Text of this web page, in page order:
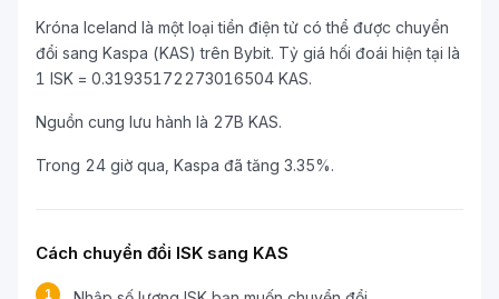
Króna Iceland là một loại tiền điện tử có thể được chuyển
đổi sang Kaspa (KAS) trên Bybit. Tỷ giá hối đoái hiện tại là
1 ISK = 0.31935172273016504 KAS.
Nguồn cung lưu hành là 27B KAS.
Trong 24 giờ qua, Kaspa đã tăng 3.35%.
Cách chuyển đổi ISK sang KAS
1